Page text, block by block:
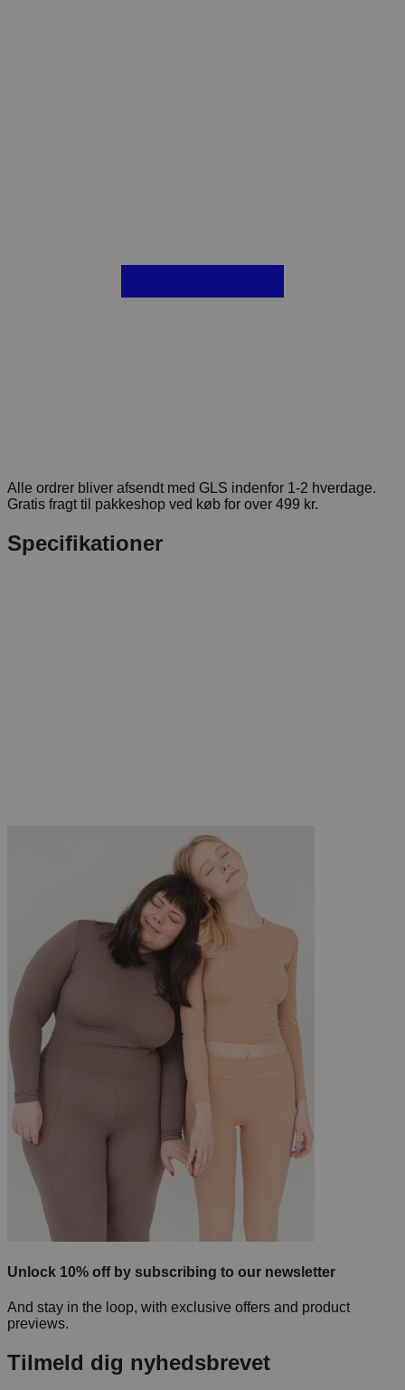
Alle ordrer bliver afsendt med GLS indenfor 1-2 hverdage.
Gratis fragt til pakkeshop ved køb for over 499 kr.
Specifikationer
Unlock 10% off by subscribing to our newsletter
And stay in the loop, with exclusive offers and product
previews.
Tilmeld dig nyhedsbrevet